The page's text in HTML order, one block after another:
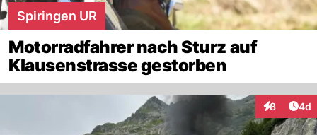
Spiringen UR
Motorradfahrer nach Sturz auf
Klausenstrasse gestorben
8 4d